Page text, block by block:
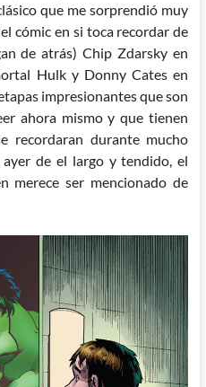
que me sorprendió muy
cómic en si toca recordar de
de atrás) Chip Zdarsky en
Hulk y Donny Cates en
impresionantes que son
ahora mismo y que tienen
recordaran durante mucho
de el largo y tendido, el
merece ser mencionado de